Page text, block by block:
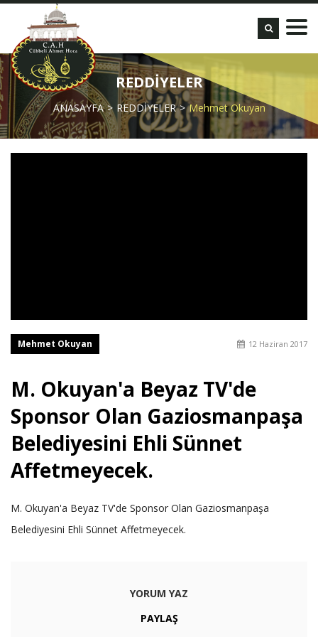
REDDİYELER
ANASAYFA REDDİYELER Mehmet Okuyan
Mehmet Okuyan 12 Haziran 2017
M. Okuyan'a Beyaz TV'de
Sponsor Olan Gaziosmanpaşa
Belediyesini Ehli Sünnet
Affetmeyecek.
M. Okuyan'a Beyaz TV'de Sponsor Olan Gaziosmanpaşa
Belediyesini Ehli Sünnet Affetmeyecek.
YORUM YAZ
PAYLAŞ